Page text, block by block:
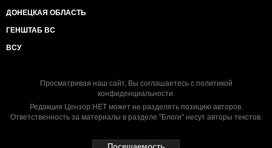
ДОНЕЦКАЯ ОБЛАСТЬ
ГЕНШТАБ ВС
ВСУ
Просматривая наш сайт, Вы соглашаетесь с политикой
конфиденциальности.
Редакция Цензор.НЕТ может не разделять позицию авторов.
Ответственность за материалы в разделе "Блоги" несут авторы текстов.